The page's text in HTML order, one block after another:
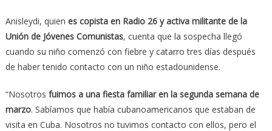
Anisleydi, quien es copista en Radio 26 y activa militante de la
Unión de Jóvenes Comunistas, cuenta que la sospecha llegó
cuando su niño comenzó con fiebre y catarro tres días después
de haber tenido contacto con un niño estadounidense.
“Nosotros fuimos a una fiesta familiar en la segunda semana de
marzo. Sabíamos que había cubanoamericanos que estaban de
visita en Cuba. Nosotros no tuvimos contacto con ellos, pero el